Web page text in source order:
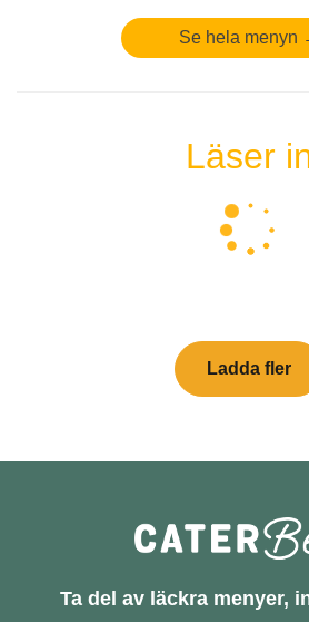
Se hela menyn
Läser
Ladda fler
Ta del av läckra menyer,